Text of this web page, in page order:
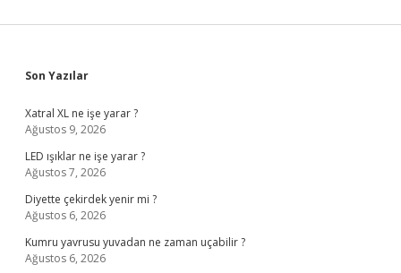
Sidebar
Son Yazılar
Xatral XL ne işe yarar ?
Ağustos 9, 2026
LED ışıklar ne işe yarar ?
Ağustos 7, 2026
Diyette çekirdek yenir mi ?
Ağustos 6, 2026
Kumru yavrusu yuvadan ne zaman uçabilir ?
Ağustos 6, 2026